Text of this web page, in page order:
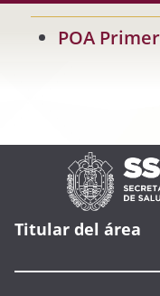
POA
Titular del área